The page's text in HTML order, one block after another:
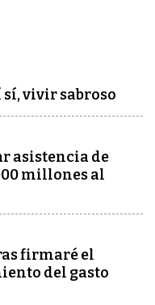
vivir sabroso
asistencia de
millones al
firmaré el
del gasto